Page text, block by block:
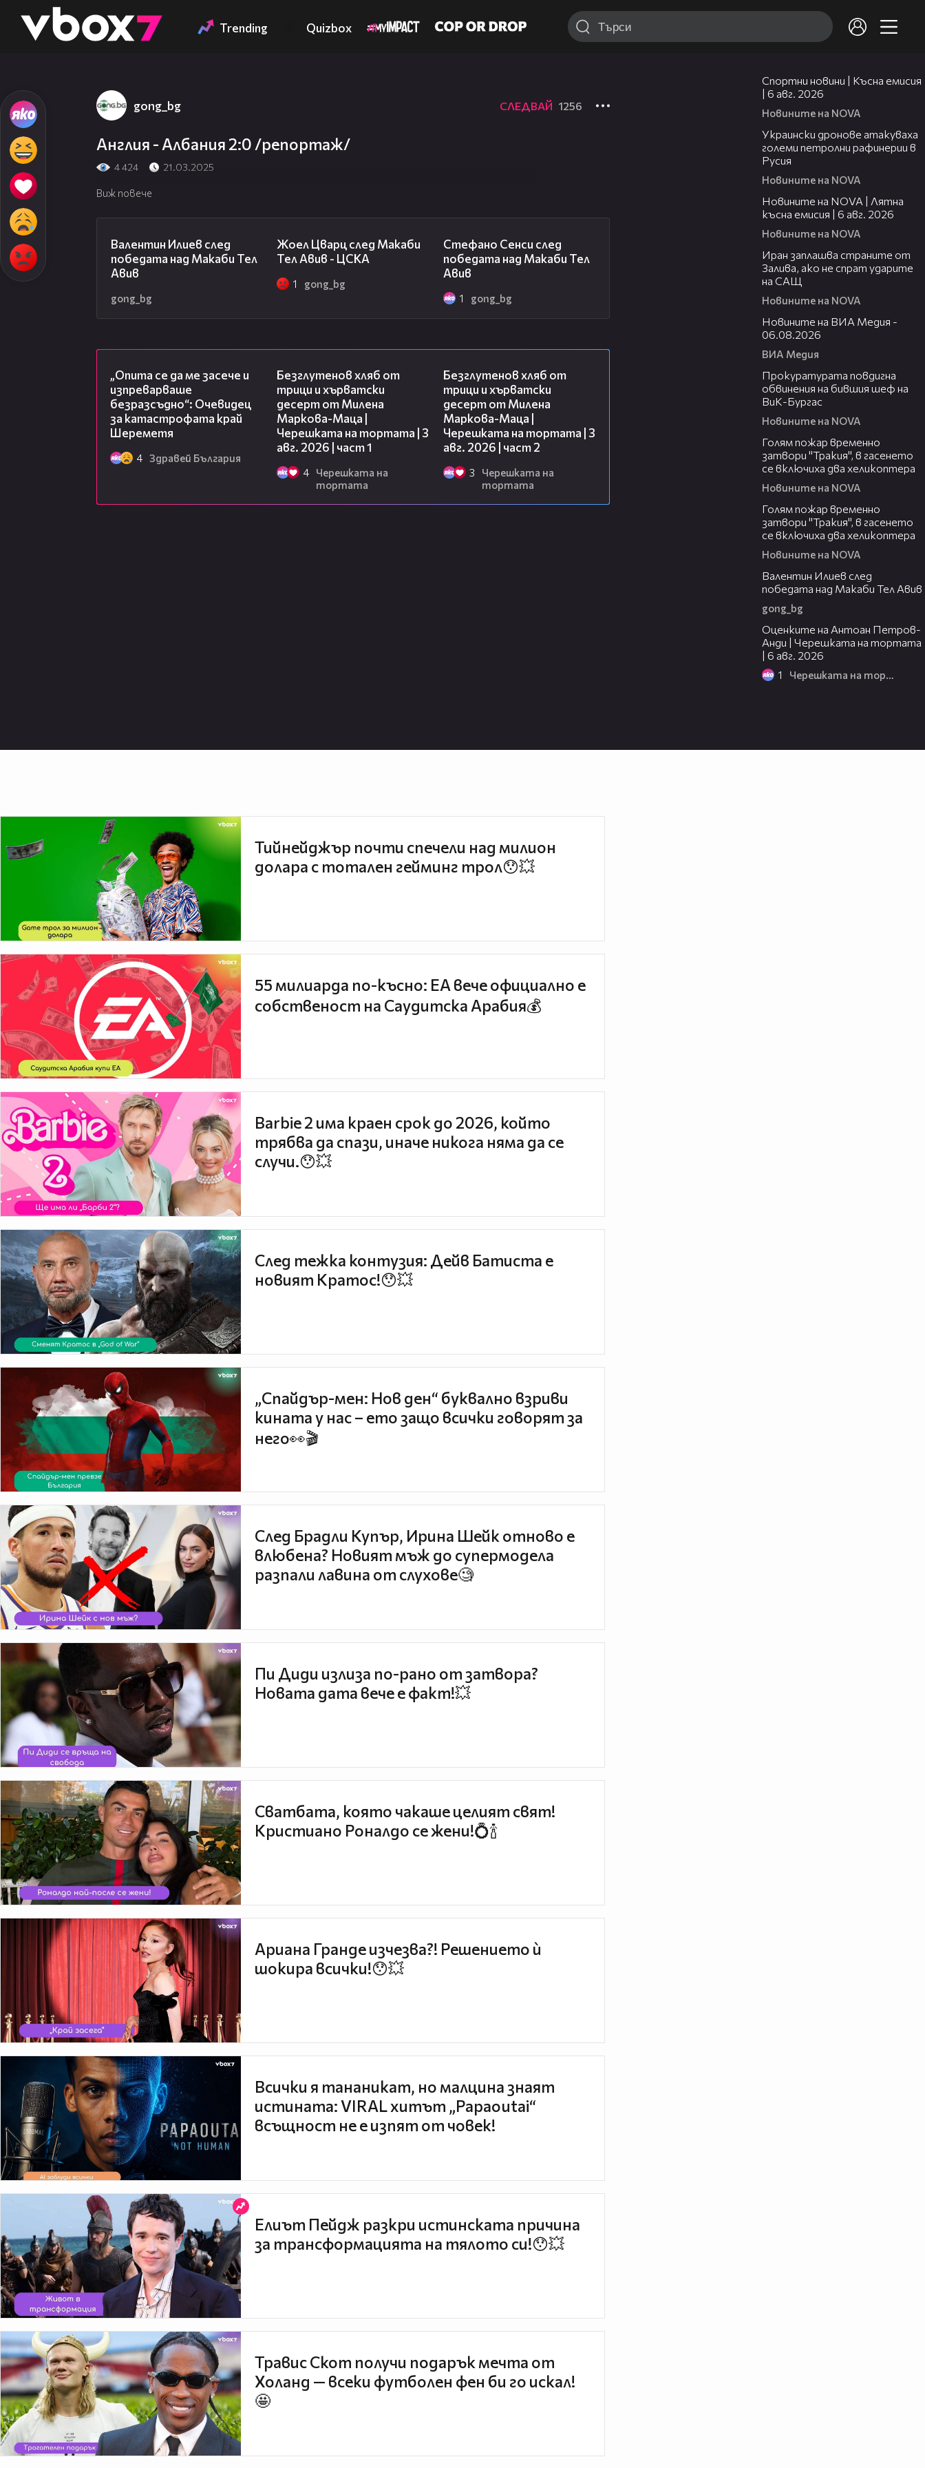
👾 Trending Quizbox
gong_bg СЛЕДВАЙ 1256
Англия - Албания 2:0 /репортаж/
4 424 21.03.2025
Виж повече
Валентин Илиев след
победата над Макаби Тел
Авив
gong_bg
Жоел Цварц след Макаби
Тел Авив - ЦСКА
1 gong_bg
Стефано Сенси след
победата над Макаби Тел
Авив
1 gong_bg
„Опита се да ме засече и
изпреварваше
безразсъдно“: Очевидец
за катастрофата край
Шереметя
4 Здравей България
Безглутенов хляб от
трици и хърватски
десерт от Милена
Маркова-Маца |
Черешката на тортата | 3
авг. 2026 | част 1
4
Черешката на
тортата
Безглутенов хляб от
трици и хърватски
десерт от Милена
Маркова-Маца |
Черешката на тортата | 3
авг. 2026 | част 2
3
Черешката на
тортата
Спортни новини | Късна емисия
| 6 авг. 2026
Новините на NOVA
Украински дронове атакуваха
големи петролни рафинерии в
Русия
Новините на NOVA
Новините на NOVA | Лятна
късна емисия | 6 авг. 2026
Новините на NOVA
Иран заплашва страните от
Залива, ако не спрат ударите
на САЩ
Новините на NOVA
Новините на ВИА Медия -
06.08.2026
ВИА Медия
Прокуратурата повдигна
обвинения на бившия шеф на
ВиК-Бургас
Новините на NOVA
Голям пожар временно
затвори "Тракия", в гасенето
се включиха два хеликоптера
Новините на NOVA
Голям пожар временно
затвори "Тракия", в гасенето
се включиха два хеликоптера
Новините на NOVA
Валентин Илиев след
победата над Макаби Тел Авив
gong_bg
Оценките на Антоан Петров-
Анди | Черешката на тортата
| 6 авг. 2026
1 Черешката на тортата
Тийнейджър почти спечели над милион
долара с тотален гейминг трол😯💥
55 милиарда по-късно: EA вече официално е
собственост на Саудитска Арабия💰
Barbie 2 има краен срок до 2026, който
трябва да спази, иначе никога няма да се
случи.😯💥
След тежка контузия: Дейв Батиста е
новият Кратос!😯💥
„Спайдър-мен: Нов ден“ буквално взриви
кината у нас – ето защо всички говорят за
него👀🎬
След Брадли Купър, Ирина Шейк отново е
влюбена? Новият мъж до супермодела
разпали лавина от слухове🧐
Пи Диди излиза по-рано от затвора?
Новата дата вече е факт!💥
Сватбата, която чакаше целият свят!
Кристиано Роналдо се жени!💍🍾
Ариана Гранде изчезва?! Решението ѝ
шокира всички!😯💥
Всички я тананикат, но малцина знаят
истината: VIRAL хитът „Papaoutai“
всъщност не е изпят от човек!
Елиът Пейдж разкри истинската причина
за трансформацията на тялото си!😯💥
Травис Скот получи подарък мечта от
Холанд — всеки футболен фен би го искал!
🤩